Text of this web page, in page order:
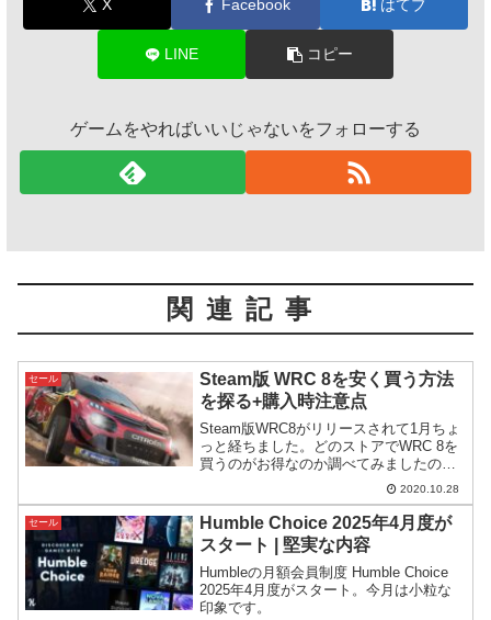
X Facebook はてブ
LINE コピー
ゲームをやればいいじゃないをフォローする
関連記事
セール
Steam版 WRC 8を安く買う方法
を探る+購入時注意点
Steam版WRC8がリリースされて1月ちょ
っと経ちました。どのストアでWRC 8を
買うのがお得なのか調べてみましたので
2020.10.28
セール
Humble Choice 2025年4月度が
スタート | 堅実な内容
Humbleの月額会員制度 Humble Choice
2025年4月度がスタート。今月は小粒な
印象です。